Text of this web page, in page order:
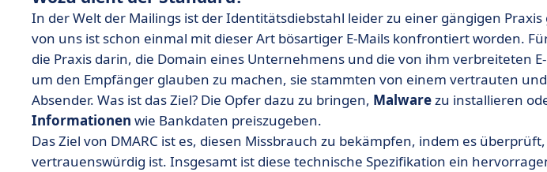
In der Welt der Mailings ist der Identitätsdiebstahl leider zu einer gängigen Praxis
von uns ist schon einmal mit dieser Art bösartiger E-Mails konfrontiert worden.
die Praxis darin, die Domain eines Unternehmens und die von ihm verbreiteten
um den Empfänger glauben zu machen, sie stammten von einem vertrauten
Absender. Was ist das Ziel? Die Opfer dazu zu bringen, Malwarezu installieren
Informationen wie Bankdaten preiszugeben.
Das Ziel von DMARC ist es, diesen Missbrauch zu bekämpfen, indem es
vertrauenswürdig ist. Insgesamt ist diese technische Spezifikation ein